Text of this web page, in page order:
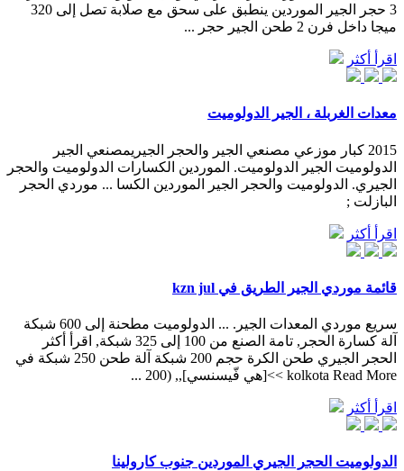
3 حجر الجير الموردين ينطبق على سحق مع صلابة تصل إلى 320
ميجا داخل فرن 2 طحن الجير حجر ...
اقرأ أكثر
معدات الغربلة ، الجير الدولوميت
2015 كبار موزعي مصنعي الجير والحجر الجيريمصنعي الجير
الدولوميت الجير الدولوميت. الموردين الكسارات الدولوميت والحجر
الجيري. الدولوميت والحجر الجير الموردين الكسا ... موردي الحجر
البازلت ;
اقرأ أكثر
قائمة موردي الجير الطريق في kzn jul
سريع موردي المعدات الجير. ... الدولوميت مطحنة إلى 600 شبكة
آلة كسارة الحجر, تامة الصنع من 100 إلى 325 شبكة, اقرأ أكثر
الحجر الجيري طحن الكرة حجم 200 شبكة آلة طحن 250 شبكة في
kolkota Read More >>[هي فّيسنسي],, (200 ...
اقرأ أكثر
الدولوميت الحجر الجيري الموردين جنوب كارولينا